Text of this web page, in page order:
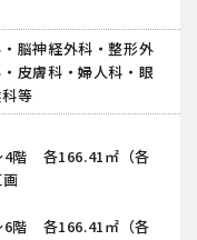
脳神経外科・整形外
皮膚科・婦人科・眼
等
階 各166.41㎡（各
階 各166.41㎡（各